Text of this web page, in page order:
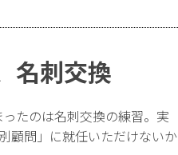
名刺交換
たのは名刺交換の練習。実
顧問」に就任いただけないか